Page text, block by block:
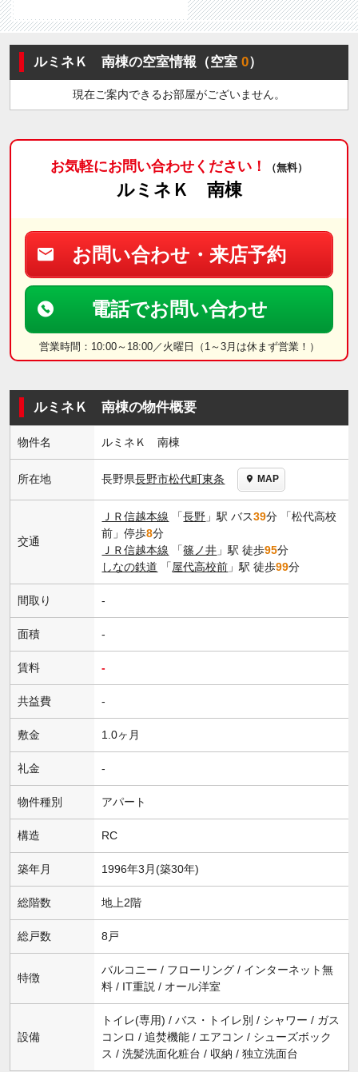
ルミネＫ 南棟の空室情報（空室0）
現在ご案内できるお部屋がございません。
お気軽にお問い合わせください！ （無料）
ルミネＫ 南棟
お問い合わせ・来店予約
電話でお問い合わせ
営業時間：10:00～18:00／火曜日（1～3月は休まず営業！）
ルミネＫ 南棟の物件概要
物件名 ルミネＫ 南棟
所在地 長野県長野市松代町東条 MAP
交通
ＪＲ信越本線 「長野 」駅 バス39分 「松代高校
前」停歩8分
ＪＲ信越本線 「篠ノ井 」駅 徒歩95分
しなの鉄道 「屋代高校前 」駅 徒歩99分
間取り -
面積 -
賃料 -
共益費 -
敷金 1.0ヶ月
礼金 -
物件種別 アパート
構造 RC
築年月 1996年3月(築30年)
総階数 地上2階
総戸数 8戸
特徴
バルコニー / フローリング / インターネット無
料 / IT重説 / オール洋室
設備
トイレ(専用) / バス・トイレ別 / シャワー / ガス
コンロ / 追焚機能 / エアコン / シューズボック
ス / 洗髪洗面化粧台 / 収納 / 独立洗面台